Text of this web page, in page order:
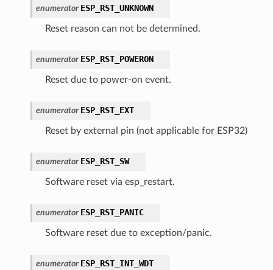
enumerator ESP_RST_UNKNOWN
Reset reason can not be determined.
enumerator ESP_RST_POWERON
Reset due to power-on event.
enumerator ESP_RST_EXT
Reset by external pin (not applicable for ESP32)
enumerator ESP_RST_SW
Software reset via esp_restart.
enumerator ESP_RST_PANIC
Software reset due to exception/panic.
enumerator ESP_RST_INT_WDT